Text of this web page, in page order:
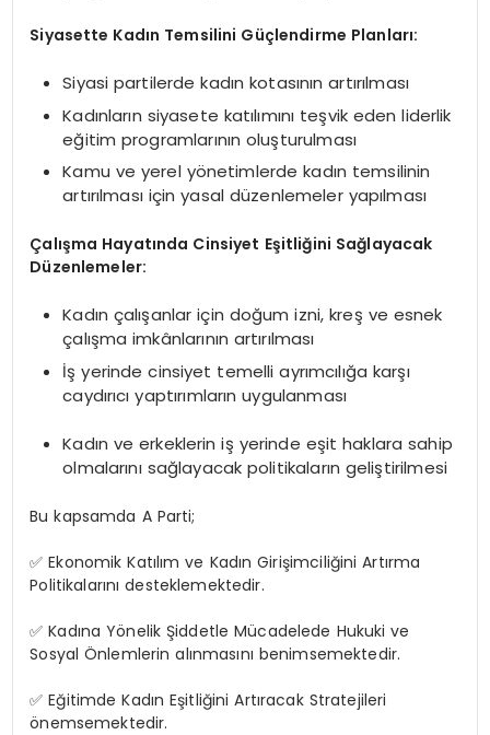
Siyasette Kadın Temsilini Güçlendirme Planları:
Siyasi partilerde kadın kotasının artırılması
Kadınların siyasete katılımını teşvik eden liderlik
eğitim programlarının oluşturulması
Kamu ve yerel yönetimlerde kadın temsilinin
artırılması için yasal düzenlemeler yapılması
Çalışma Hayatında Cinsiyet Eşitliğini Sağlayacak
Düzenlemeler:
Kadın çalışanlar için doğum izni, kreş ve esnek
çalışma imkânlarının artırılması
İş yerinde cinsiyet temelli ayrımcılığa karşı
caydırıcı yaptırımların uygulanması
Kadın ve erkeklerin iş yerinde eşit haklara sahip
olmalarını sağlayacak politikaların geliştirilmesi
Bu kapsamda A Parti;
✅ Ekonomik Katılım ve Kadın Girişimciliğini Artırma
Politikalarını desteklemektedir.
✅ Kadına Yönelik Şiddetle Mücadelede Hukuki ve
Sosyal Önlemlerin alınmasını benimsemektedir.
✅ Eğitimde Kadın Eşitliğini Artıracak Stratejileri
önemsemektedir.